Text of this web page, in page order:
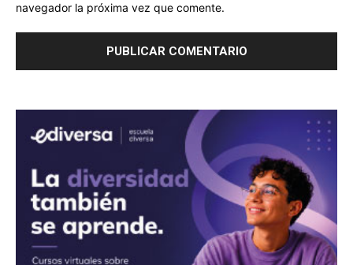
navegador la próxima vez que comente.